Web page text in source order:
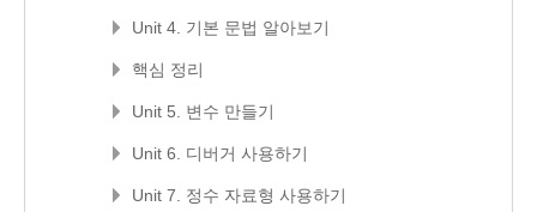
Unit 4. 기본 문법 알아보기
핵심 정리
Unit 5. 변수 만들기
Unit 6. 디버거 사용하기
Unit 7. 정수 자료형 사용하기